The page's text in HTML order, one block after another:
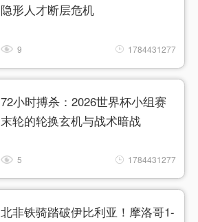
隐形人才断层危机
9 1784431277
72小时搏杀：2026世界杯小组赛
末轮的轮换玄机与战术暗战
5 1784431277
北非铁骑踏破伊比利亚！摩洛哥1-